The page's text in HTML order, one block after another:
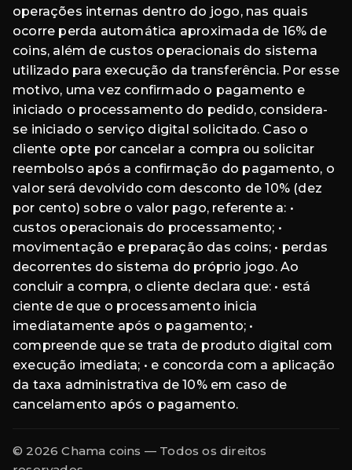
operações internas dentro do jogo, nas quais
ocorre perda automática aproximada de 16% de
coins, além de custos operacionais do sistema
utilizado para execução da transferência. Por esse
motivo, uma vez confirmado o pagamento e
iniciado o processamento do pedido, considera-
se iniciado o serviço digital solicitado. Caso o
cliente opte por cancelar a compra ou solicitar
reembolso após a confirmação do pagamento, o
valor será devolvido com desconto de 10% (dez
por cento) sobre o valor pago, referente a: •
custos operacionais do processamento; •
movimentação e preparação das coins; • perdas
decorrentes do sistema do próprio jogo. Ao
concluir a compra, o cliente declara que: • está
ciente de que o processamento inicia
imediatamente após o pagamento; •
compreende que se trata de produto digital com
execução imediata; • e concorda com a aplicação
da taxa administrativa de 10% em caso de
cancelamento após o pagamento.
© 2026 Chama coins — Todos os direitos